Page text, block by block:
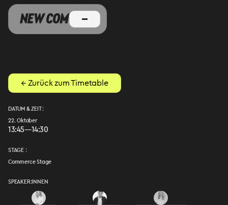
← Zurück zum Timetable
DATUM & ZEIT :
22. Oktober
13:45—14:30
STAGE :
Commerce Stage
SPEAKER:INNEN